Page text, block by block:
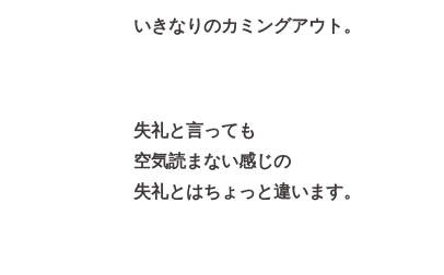
いきなりのカミングアウト。
失礼と言っても
空気読まない感じの
失礼とはちょっと違います。